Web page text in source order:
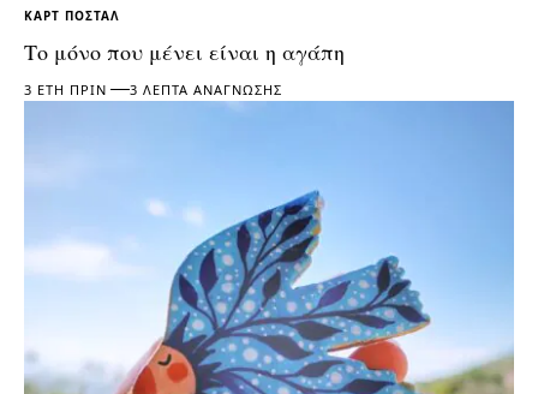
ΚΑΡΤ ΠΟΣΤΆΛ
Το μόνο που μένει είναι η αγάπη
3 ΈΤΗ ΠΡΙΝ 3 ΛΕΠΤΆ ΑΝΆΓΝΩΣΗΣ